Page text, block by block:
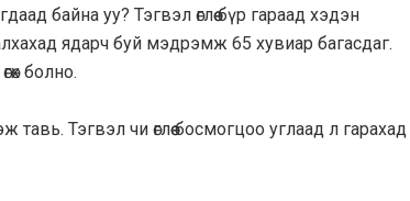
байна уу? Тэгвэл өглөө бүр гараад хэдэн
ядарч буй мэдрэмж 65 хувиар багасдаг.
болно.
Тэгвэл чи өглөө босмогцоо углаад л гарахад